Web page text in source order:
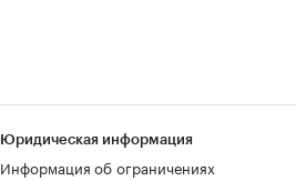
Юридическая информация
Информация об ограничениях